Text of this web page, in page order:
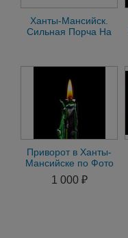
Ханты-Мансийск.
Сильная Порча На
Приворот в Ханты-
Мансийске по Фото
на Мужчину.
Приворот на
1 000 ₽